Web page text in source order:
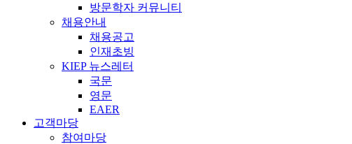
방문학자 커뮤니티
채용안내
채용공고
인재초빙
KIEP 뉴스레터
국문
영문
EAER
고객마당
참여마당